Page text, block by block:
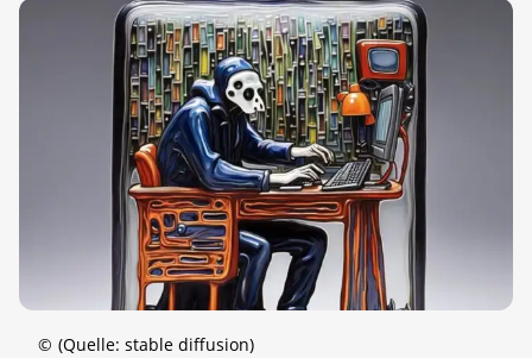
© (Quelle: stable diffusion)